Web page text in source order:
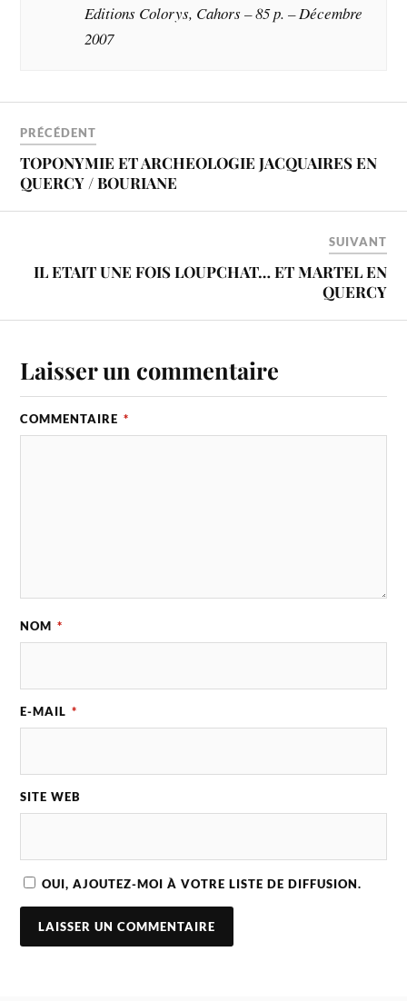
Editions Colorys, Cahors – 85 p. – Décembre
2007
PRÉCÉDENT
TOPONYMIE ET ARCHEOLOGIE JACQUAIRES EN
QUERCY / BOURIANE
SUIVANT
IL ETAIT UNE FOIS LOUPCHAT… ET MARTEL EN
QUERCY
Laisser un commentaire
COMMENTAIRE *
NOM *
E-MAIL *
SITE WEB
OUI, AJOUTEZ-MOI À VOTRE LISTE DE DIFFUSION.